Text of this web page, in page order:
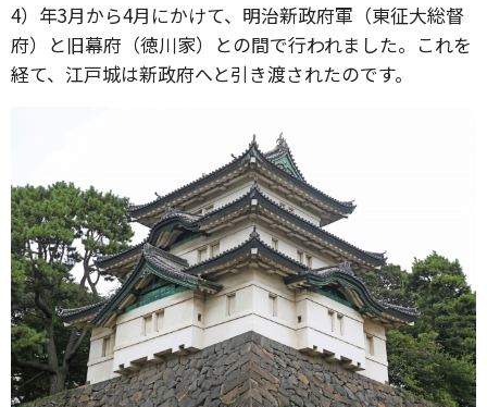
4）年3月から4月にかけて、明治新政府軍（東征大総督
府）と旧幕府（徳川家）との間で行われました。これを
経て、江戸城は新政府へと引き渡されたのです。